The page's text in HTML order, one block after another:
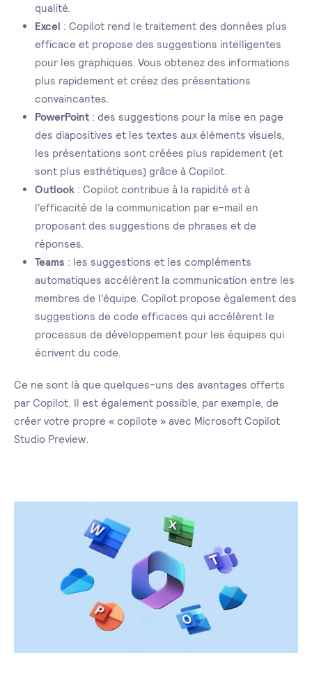
qualité.
Excel : Copilot rend le traitement des données plus
efficace et propose des suggestions intelligentes
pour les graphiques. Vous obtenez des informations
plus rapidement et créez des présentations
convaincantes.
PowerPoint : des suggestions pour la mise en page
des diapositives et les textes aux éléments visuels,
les présentations sont créées plus rapidement (et
sont plus esthétiques) grâce à Copilot.
Outlook : Copilot contribue à la rapidité et à
l'efficacité de la communication par e-mail en
proposant des suggestions de phrases et de
réponses.
Teams : les suggestions et les compléments
automatiques accélèrent la communication entre les
membres de l'équipe. Copilot propose également des
suggestions de code efficaces qui accélèrent le
processus de développement pour les équipes qui
écrivent du code.
Ce ne sont là que quelques-uns des avantages offerts
par Copilot. Il est également possible, par exemple, de
créer votre propre « copilote » avec Microsoft Copilot
Studio Preview.